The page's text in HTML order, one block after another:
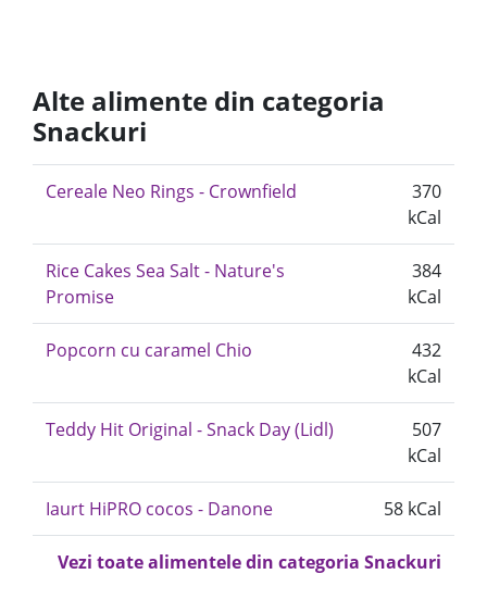
Alte alimente din categoria
Snackuri
Cereale Neo Rings - Crownfield
370
kCal
Rice Cakes Sea Salt - Nature's
Promise
384
kCal
Popcorn cu caramel Chio
432
kCal
Teddy Hit Original - Snack Day (Lidl)
507
kCal
Iaurt HiPRO cocos - Danone 58 kCal
Vezi toate alimentele din categoria Snackuri